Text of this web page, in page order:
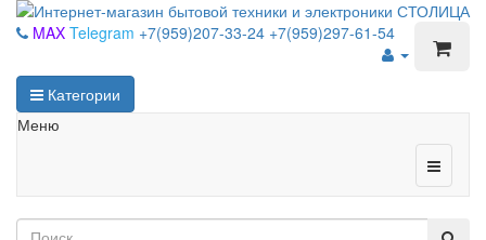
MAX Telegram +7(959)207-33-24 +7(959)297-61-54
Категории
Меню